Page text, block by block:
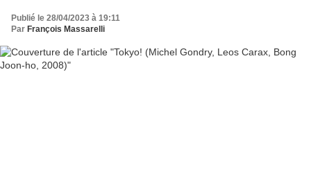
Publié le 28/04/2023 à 19:11
Par François Massarelli